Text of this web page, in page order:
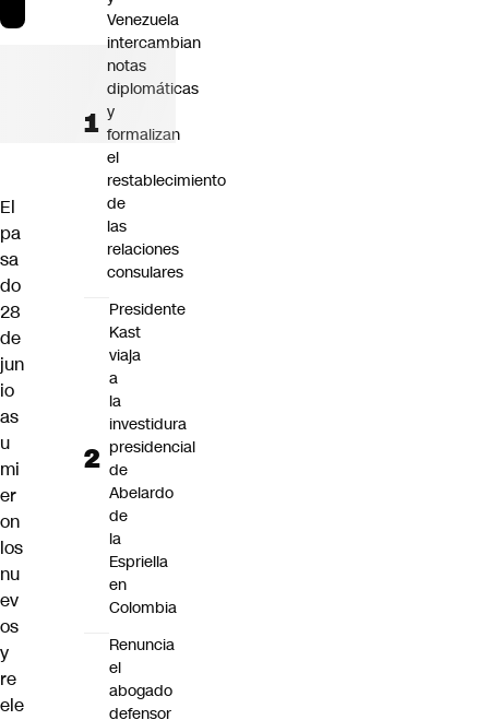
El
pa
sa
do
28
de
jun
io
as
u
mi
er
on
los
nu
ev
os
y
re
ele
Venezuela
intercambian
notas
diplomáticas
y
formalizan
el
restablecimiento
de
las
relaciones
consulares
Presidente
Kast
viaja
a
la
investidura
presidencial
de
Abelardo
de
la
Espriella
en
Colombia
Renuncia
el
abogado
defensor